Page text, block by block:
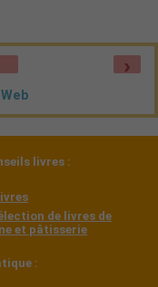
›
livres :
de livres de
et pâtisserie
: